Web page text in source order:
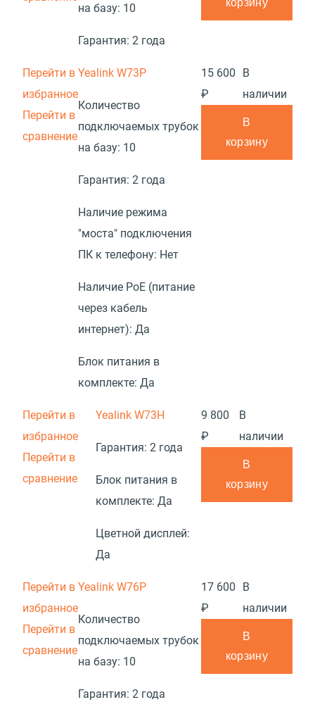
на базу: 10
Гарантия: 2 года
корзину
Перейти в
избранное
Перейти в
сравнение
Yealink W73P
Количество
подключаемых трубок
на базу: 10
Гарантия: 2 года
Наличие режима
"моста" подключения
ПК к телефону: Нет
Наличие PoE (питание
через кабель
интернет): Да
Блок питания в
комплекте: Да
15 600
₽
В
наличии
В
корзину
Перейти в
избранное
Перейти в
сравнение
Yealink W73H
Гарантия: 2 года
Блок питания в
комплекте: Да
Цветной дисплей:
Да
9 800
₽
В
наличии
В
корзину
Перейти в
избранное
Перейти в
сравнение
Yealink W76P
Количество
подключаемых трубок
на базу: 10
Гарантия: 2 года
17 600
₽
В
наличии
В
корзину